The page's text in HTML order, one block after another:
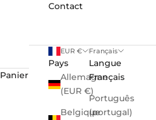
Contact
EUR €
Pays
Allemagne
(EUR €)
Belgique
Français
Langue
Français
Português
(portugal)
Panier